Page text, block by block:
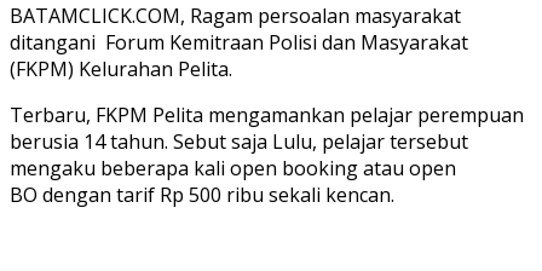
BATAMCLICK.COM, Ragam persoalan masyarakat
ditangani Forum Kemitraan Polisi dan Masyarakat
(FKPM) Kelurahan Pelita.
Terbaru, FKPM Pelita mengamankan pelajar perempuan
berusia 14 tahun. Sebut saja Lulu, pelajar tersebut
mengaku beberapa kali open booking atau open
BO dengan tarif Rp 500 ribu sekali kencan.